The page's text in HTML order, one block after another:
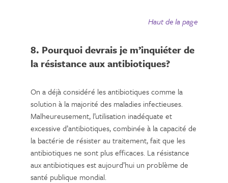
Haut de la page
8. Pourquoi devrais je m’inquiéter de
la résistance aux antibiotiques?
On a déjà considéré les antibiotiques comme la
solution à la majorité des maladies infectieuses.
Malheureusement, l’utilisation inadéquate et
excessive d’antibiotiques, combinée à la capacité de
la bactérie de résister au traitement, fait que les
antibiotiques ne sont plus efficaces. La résistance
aux antibiotiques est aujourd’hui un problème de
santé publique mondial.